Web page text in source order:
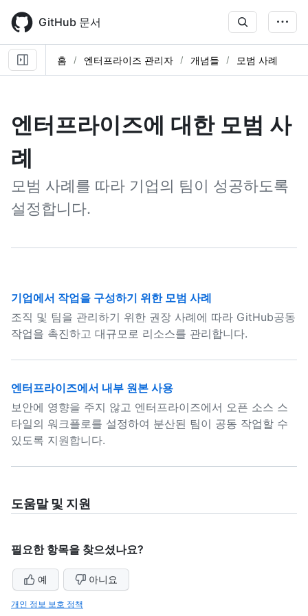
main
content
GitHub 문서
홈 엔터프라이즈 관리자 개념들 모범 사례
엔터프라이즈에 대한 모범 사
례
모범 사례를 따라 기업의 팀이 성공하도록
설정합니다.
기업에서 작업을 구성하기 위한 모범 사례
조직 및 팀을 관리하기 위한 권장 사례에 따라 GitHub공동
작업을 촉진하고 대규모로 리소스를 관리합니다.
엔터프라이즈에서 내부 원본 사용
보안에 영향을 주지 않고 엔터프라이즈에서 오픈 소스 스
타일의 워크플로를 설정하여 분산된 팀이 공동 작업할 수
있도록 지원합니다.
도움말 및 지원
필요한 항목을 찾으셨나요?
예 아니요
개인 정보 보호 정책